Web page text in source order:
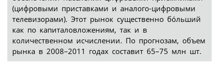
(цифровыми приставками и аналого-цифровыми
телевизорами). Этот рынок существенно бóльший
как по капиталовложениям, так и в
количественном исчислении. По прогнозам, объем
рынка в 2008–2011 годах составит 65–75 млн шт.